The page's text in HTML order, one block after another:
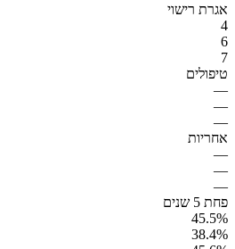
אגרת רישוי
4
6
7
טיפולים
—
—
—
אחריות
—
—
—
פחת 5 שנים
45.5%
38.4%